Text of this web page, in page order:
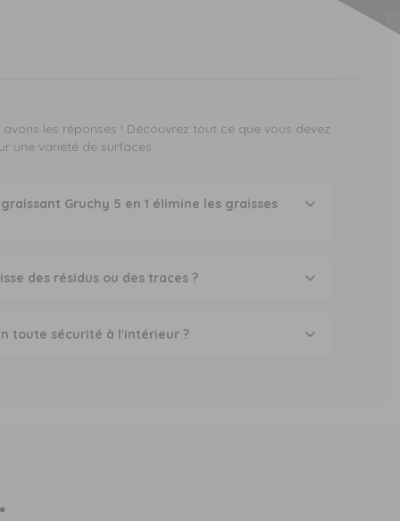
les réponses ! Découvrez tout ce que vous devez
une variété de surfaces.
Gruchy 5 en 1 élimine les graisses
des résidus ou des traces ?
toute sécurité à l'intérieur ?